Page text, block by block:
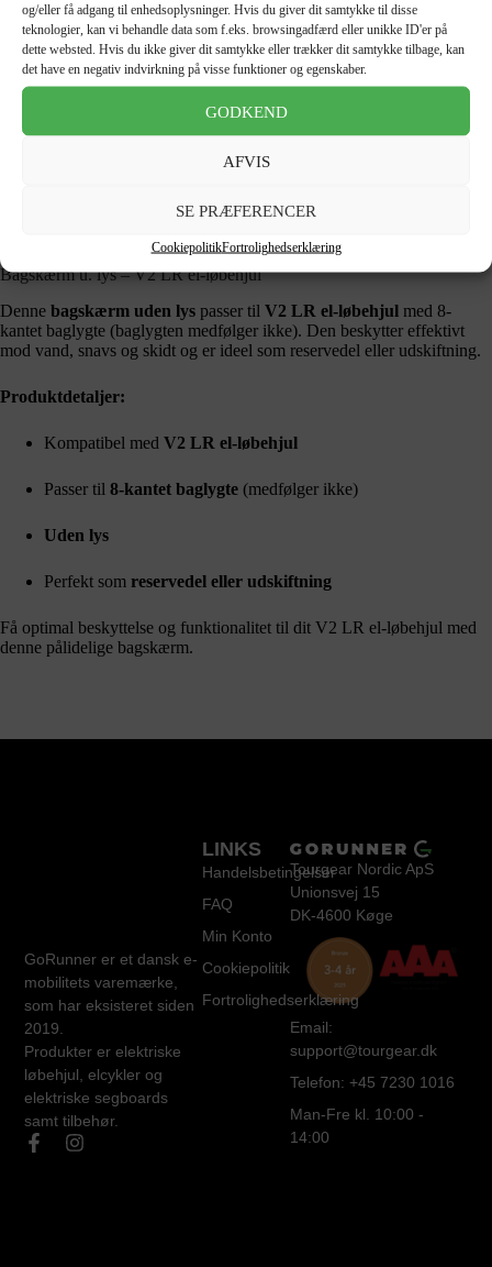
og/eller få adgang til enhedsoplysninger. Hvis du giver dit samtykke til disse
teknologier, kan vi behandle data som f.eks. browsingadfærd eller unikke ID'er på
dette websted. Hvis du ikke giver dit samtykke eller trækker dit samtykke tilbage, kan
det have en negativ indvirkning på visse funktioner og egenskaber.
GODKEND
AFVIS
SE PRÆFERENCER
CookiepolitikFortrolighedserklæring
Anmeldelser (0)
Bagskærm u. lys – V2 LR el-løbehjul
Denne bagskærm uden lys passer til V2 LR el-løbehjul med 8-
kantet baglygte (baglygten medfølger ikke). Den beskytter effektivt
mod vand, snavs og skidt og er ideel som reservedel eller udskiftning.
Produktdetaljer:
Kompatibel med V2 LR el-løbehjul
Passer til 8-kantet baglygte (medfølger ikke)
Uden lys
Perfekt som reservedel eller udskiftning
Få optimal beskyttelse og funktionalitet til dit V2 LR el-løbehjul med
denne pålidelige bagskærm.
GoRunner er et dansk e-
mobilitets varemærke,
som har eksisteret siden
2019.
Produkter er elektriske
løbehjul, elcykler og
elektriske segboards
samt tilbehør.
LINKS
Handelsbetingelser
FAQ
Min Konto
Cookiepolitik
Fortrolighedserklæring
Tourgear Nordic ApS
Unionsvej 15
DK-4600 Køge
Email:
support@tourgear.dk
Telefon: +45 7230 1016
Man-Fre kl. 10:00 -
14:00